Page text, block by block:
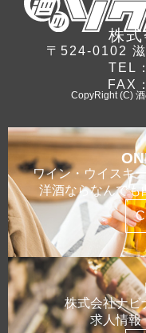
株
〒524-0102
TEL
FAX
CopyRight (C)
ワイン・ウイスキ
洋酒ならなんでも
株式会社ナビ
求人情報